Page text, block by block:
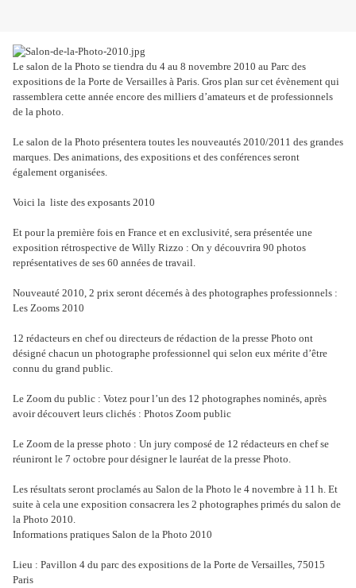
Le salon de la Photo se tiendra du 4 au 8 novembre 2010 au Parc des
expositions de la Porte de Versailles à Paris. Gros plan sur cet évènement qui
rassemblera cette année encore des milliers d’amateurs et de professionnels
de la photo.
Le salon de la Photo présentera toutes les nouveautés 2010/2011 des grandes
marques. Des animations, des expositions et des conférences seront
également organisées.
Voici la liste des exposants 2010
Et pour la première fois en France et en exclusivité, sera présentée une
exposition rétrospective de Willy Rizzo : On y découvrira 90 photos
représentatives de ses 60 années de travail.
Nouveauté 2010, 2 prix seront décernés à des photographes professionnels :
Les Zooms 2010
12 rédacteurs en chef ou directeurs de rédaction de la presse Photo ont
désigné chacun un photographe professionnel qui selon eux mérite d’être
connu du grand public.
Le Zoom du public : Votez pour l’un des 12 photographes nominés, après
avoir découvert leurs clichés : Photos Zoom public
Le Zoom de la presse photo : Un jury composé de 12 rédacteurs en chef se
réuniront le 7 octobre pour désigner le lauréat de la presse Photo.
Les résultats seront proclamés au Salon de la Photo le 4 novembre à 11 h. Et
suite à cela une exposition consacrera les 2 photographes primés du salon de
la Photo 2010.
Informations pratiques Salon de la Photo 2010
Lieu : Pavillon 4 du parc des expositions de la Porte de Versailles, 75015
Paris